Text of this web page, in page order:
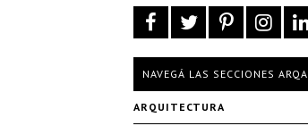
NAVEGÁ LAS SECCIONES ARQA
ARQUITECTURA